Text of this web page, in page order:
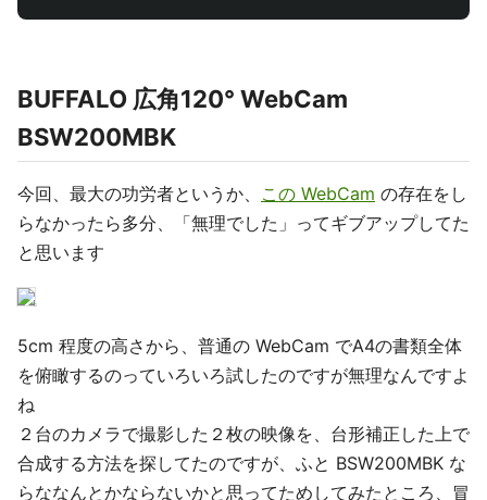
BUFFALO 広角120° WebCam
BSW200MBK
今回、最大の功労者というか、 この WebCam の存在をし
らなかったら多分、「無理でした」ってギブアップしてた
と思います
5cm 程度の高さから、普通の WebCam でA4の書類全体
を俯瞰するのっていろいろ試したのですが無理なんですよ
ね
２台のカメラで撮影した２枚の映像を、台形補正した上で
合成する方法を探してたのですが、ふと BSW200MBK な
らななんとかならないかと思ってためしてみたところ、冒